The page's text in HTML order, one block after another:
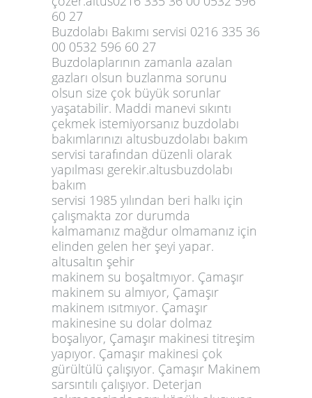
60 27
Buzdolabı Bakımı servisi 0216 335 36
00 0532 596 60 27
Buzdolaplarının zamanla azalan
gazları olsun buzlanma sorunu
olsun size çok büyük sorunlar
yaşatabilir. Maddi manevi sıkıntı
çekmek istemiyorsanız buzdolabı
bakımlarınızı altusbuzdolabı bakım
servisi tarafından düzenli olarak
yapılması gerekir.altusbuzdolabı
bakım
servisi 1985 yılından beri halkı için
çalışmakta zor durumda
kalmamanız mağdur olmamanız için
elinden gelen her şeyi yapar.
altusaltın şehir
makinem su boşaltmıyor. Çamaşır
makinem su almıyor, Çamaşır
makinem ısıtmıyor. Çamaşır
makinesine su dolar dolmaz
boşalıyor, Çamaşır makinesi titreşim
yapıyor. Çamaşır makinesi çok
gürültülü çalışıyor. Çamaşır Makinem
sarsıntılı çalışıyor. Deterjan